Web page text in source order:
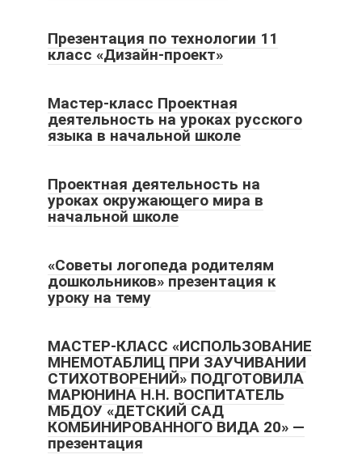
Презентация по технологии 11
класс «Дизайн-проект»
Мастер-класс Проектная
деятельность на уроках русского
языка в начальной школе
Проектная деятельность на
уроках окружающего мира в
начальной школе
«Советы логопеда родителям
дошкольников» презентация к
уроку на тему
МАСТЕР-КЛАСС «ИСПОЛЬЗОВАНИЕ
МНЕМОТАБЛИЦ ПРИ ЗАУЧИВАНИИ
СТИХОТВОРЕНИЙ» ПОДГОТОВИЛА
МАРЮНИНА Н.Н. ВОСПИТАТЕЛЬ
МБДОУ «ДЕТСКИЙ САД
КОМБИНИРОВАННОГО ВИДА 20» —
презентация